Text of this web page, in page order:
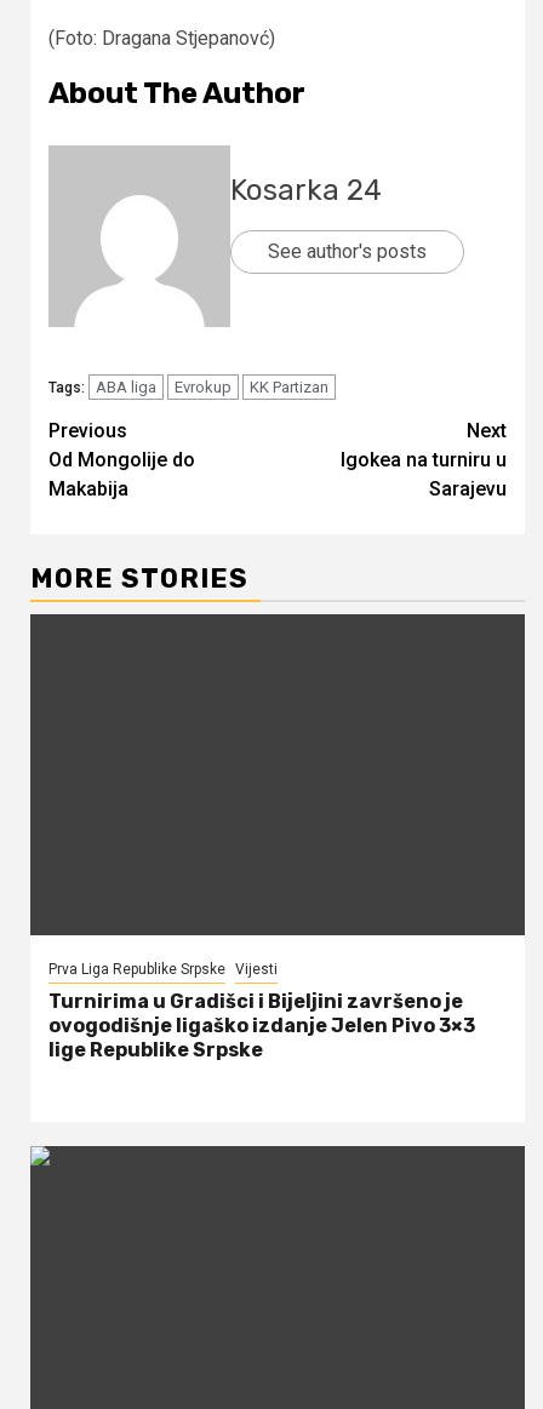
(Foto: Dragana Stjepanovć)
About The Author
Kosarka 24
See author's posts
Tags: ABA liga Evrokup KK Partizan
Continue
Reading
Previous
Od Mongolije do
Makabija
Next
Igokea na turniru u
Sarajevu
MORE STORIES
Prva Liga Republike Srpske Vijesti
Turnirima u Gradišci i Bijeljini završeno je
ovogodišnje ligaško izdanje Jelen Pivo 3×3
lige Republike Srpske